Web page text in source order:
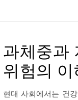
과체중과
위험의
현대 사회에서는 건